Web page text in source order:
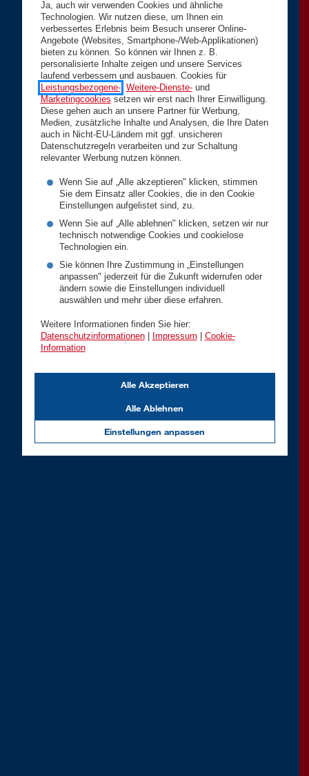
Ja, auch wir verwenden Cookies und ähnliche
Technologien. Wir nutzen diese, um Ihnen ein
verbessertes Erlebnis beim Besuch unserer Online-
Angebote (Websites, Smartphone-/Web-Applikationen)
bieten zu können. So können wir Ihnen z. B.
personalisierte Inhalte zeigen und unsere Services
laufend verbessern und ausbauen. Cookies für
Leistungsbezogene-, Weitere-Dienste-und
Marketingcookies setzen wir erst nach Ihrer Einwilligung.
Diese gehen auch an unsere Partner für Werbung,
Medien, zusätzliche Inhalte und Analysen, die Ihre Daten
auch in Nicht-EU-Ländern mit ggf. unsicheren
Datenschutzregeln verarbeiten und zur Schaltung
relevanter Werbung nutzen können.
Wenn Sie auf „Alle akzeptieren" klicken, stimmen
Sie dem Einsatz aller Cookies, die in den Cookie
Einstellungen aufgelistet sind, zu.
Wenn Sie auf „Alle ablehnen" klicken, setzen wir nur
technisch notwendige Cookies und cookielose
Technologien ein.
Sie können Ihre Zustimmung in „Einstellungen
anpassen" jederzeit für die Zukunft widerrufen oder
ändern sowie die Einstellungen individuell
auswählen und mehr über diese erfahren.
Weitere Informationen finden Sie hier:
Datenschutzinformationen| Impressum
Cookie-
Information
Einstellungen anpassen
Alle Ablehnen
Alle Akzeptieren